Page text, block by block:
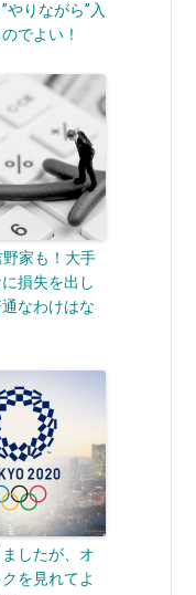
やりながら”入
でよい！
家も！大手
損失を出し
なわけはな
したが、オ
を見れてよ